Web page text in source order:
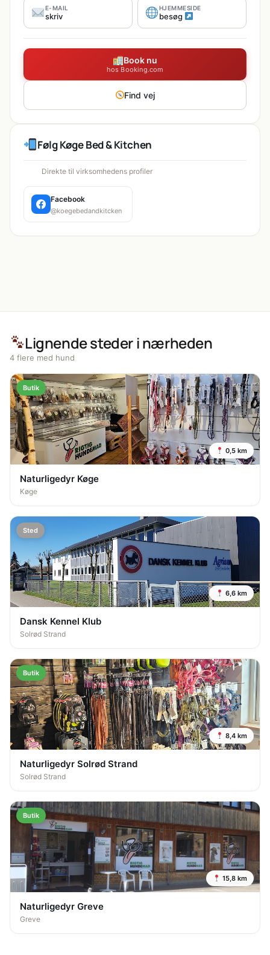
E-MAIL
skriv
HJEMMESIDE
besøg
Book nu
hos Booking.com
Find vej
Følg Køge Bed & Kitchen
Direkte til virksomhedens profiler
Facebook
@koegebedandkitcken
Lignende steder i nærheden
4 flere med hund
Butik
0,5 km
Naturligedyr Køge
Køge
Sted
6,6 km
Dansk Kennel Klub
Solrød Strand
Butik
8,4 km
Naturligedyr Solrød Strand
Solrød Strand
Butik
15,8 km
Naturligedyr Greve
Greve